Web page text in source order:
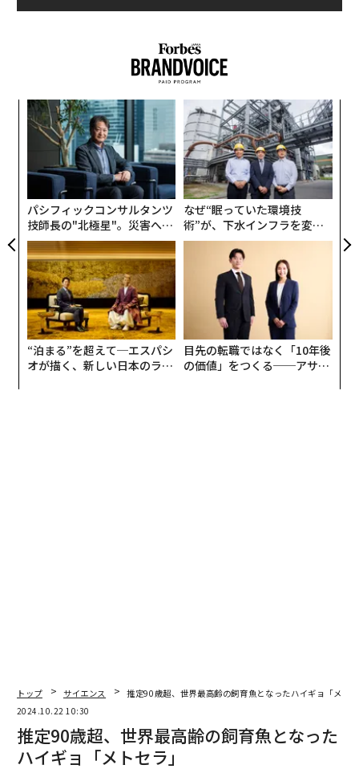
関連記事
推定90歳超、世界最高齢の飼育魚となったハイギョ「メトセラ」
パシフィックコンサルタンツ
技師長の"北極星"。災害への
無力感を乗り越え見つけた、
防災一筋20年の答え
なぜ“眠っていた環境技
術”が、下水インフラを変え
たのか──産総研×月島JFE
アクアソリューションの10年
“泊まる”を超えて─エスパシ
オが描く、新しい日本のラグ
目先の転職ではなく「10年後
の価値」をつくる──アサイ
トップ サイエンス
推定90歳超、世界最高齢の飼育魚となったハイギョ「メト
2024.10.22 10:30
推定90歳超、世界最高齢の飼育魚となった
ハイギョ「メトセラ」